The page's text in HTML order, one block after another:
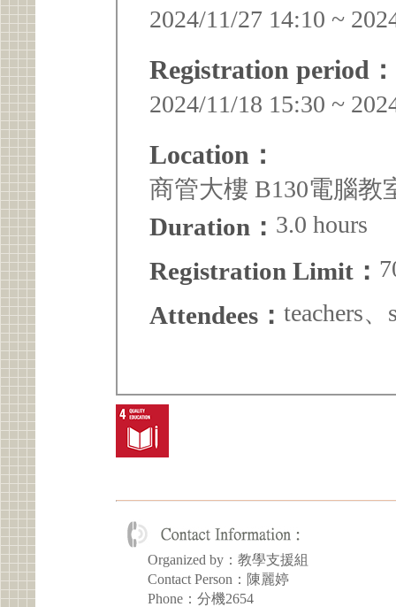
2024/11/27 14:10 ~
Registration period：
2024/11/18 15:30 ~
Location：
商管大樓 B130電腦教
Duration： 3.0 hours
Registration Limit：
Attendees： teachers、
Organized by：教學支援組
Contact Person：陳麗婷
Phone：分機2654